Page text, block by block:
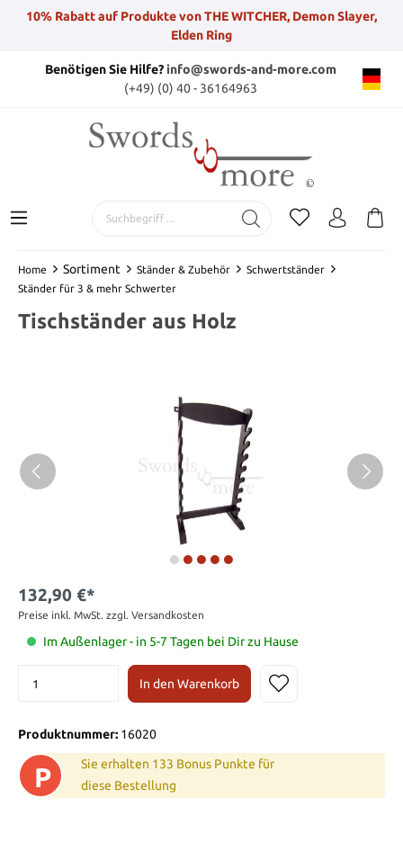
10% Rabatt auf Produkte von THE WITCHER, Demon Slayer,
Elden Ring
Benötigen Sie Hilfe?info@swords-and-more.com
(+49) (0) 40 - 36164963
Home Sortiment Ständer & Zubehör
Schwertständer
Ständer für 3 & mehr Schwerter
Tischständer aus Holz
132,90 €*
Preise inkl. MwSt. zzgl. Versandkosten
Im Außenlager - in 5-7 Tagen bei Dir zu Hause
In den Warenkorb
Produktnummer: 16020
P
Sie erhalten 133 Bonus Punkte für
diese Bestellung